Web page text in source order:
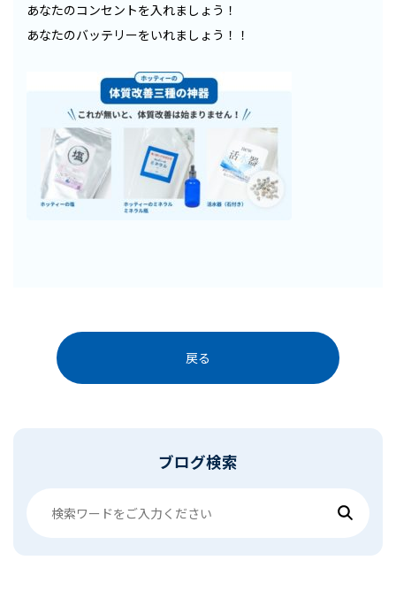
あなたのコンセントを入れましょう！
あなたのバッテリーをいれましょう！！
戻る
ブログ検索